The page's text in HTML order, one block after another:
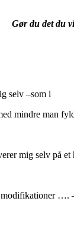
Gør du det du
selv –som i
mindre man
mig selv på
modifikationer